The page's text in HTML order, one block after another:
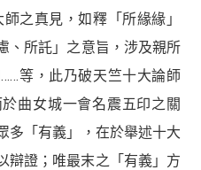
之真見，如釋「所緣緣」
、所託」之意旨，涉及親所
等，此乃破天竺十大論師
曲女城一會名震五印之關
多「有義」，在於舉述十大
辯證；唯最末之「有義」方